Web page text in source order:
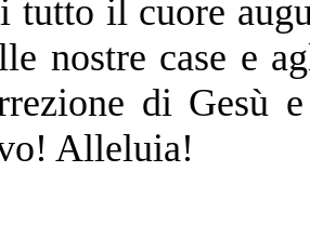
cuore auguro
nostre case e
di Gesù
Alleluia!